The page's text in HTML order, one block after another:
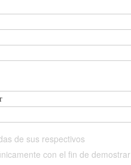
de sus respectivos
con el fin de demostrar